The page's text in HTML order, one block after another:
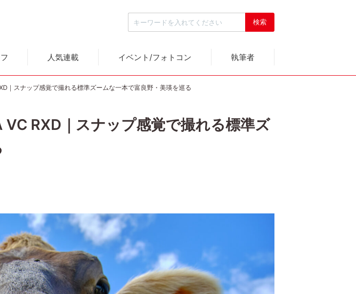
人気連載 イベント/フォトコン 執筆者
｜スナップ感覚で撮れる標準ズームな一本で富良野・美瑛を巡る
RXD｜スナップ感覚で撮れる標準ズ